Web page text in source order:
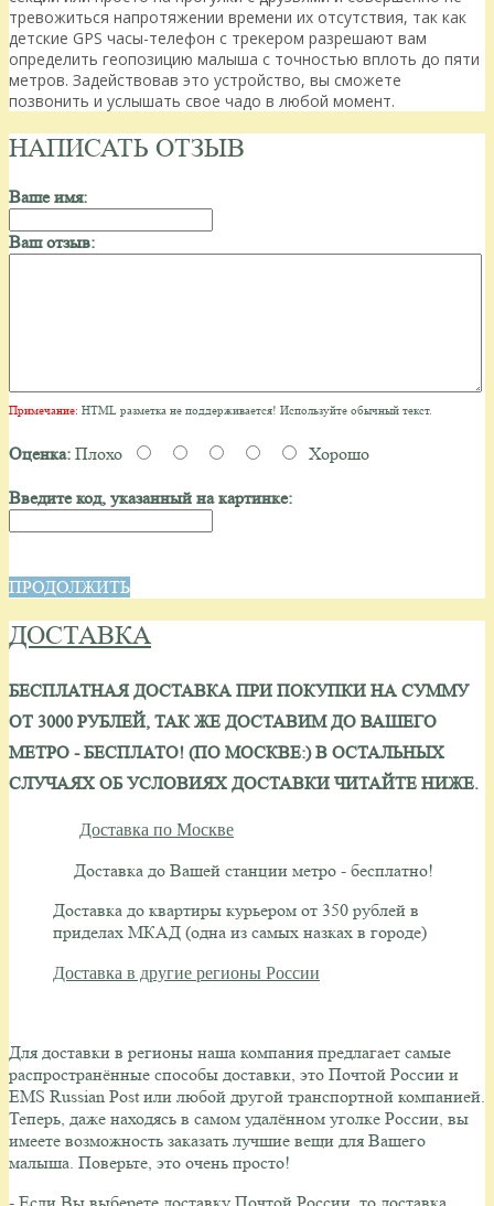
тревожиться напротяжении времени их отсутствия, так как
детские GPS часы-телефон с трекером разрешают вам
определить геопозицию малыша с точностью вплоть до пяти
метров. Задействовав это устройство, вы сможете
позвонить и услышать свое чадо в любой момент.
НАПИСАТЬ ОТЗЫВ
Ваше имя:
Ваш отзыв:
Примечание: HTML разметка не поддерживается! Используйте обычный текст.
Оценка: Плохо Хорошо
Введите код, указанный на картинке:
ПРОДОЛЖИТЬ
ДОСТАВКА
БЕСПЛАТНАЯ ДОСТАВКА ПРИ ПОКУПКИ НА СУММУ
ОТ 3000 РУБЛЕЙ, ТАК ЖЕ ДОСТАВИМ ДО ВАШЕГО
МЕТРО - БЕСПЛАТО! (ПО МОСКВЕ:) В ОСТАЛЬНЫХ
СЛУЧАЯХ ОБ УСЛОВИЯХ ДОСТАВКИ ЧИТАЙТЕ НИЖЕ.
Доставка по Москве
Доставка до Вашей станции метро - бесплатно!
Доставка до квартиры курьером от 350 рублей в
приделах МКАД (одна из самых назках в городе)
Доставка в другие регионы России
Для доставки в регионы наша компания предлагает самые
распространённые способы доставки, это Почтой России и
EMS Russian Post или любой другой транспортной компанией.
Теперь, даже находясь в самом удалённом уголке России, вы
имеете возможность заказать лучшие вещи для Вашего
малыша. Поверьте, это очень просто!